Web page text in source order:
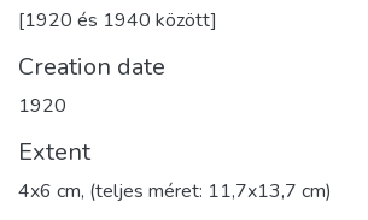
[1920 és 1940 között]
Creation date
1920
Extent
4x6 cm, (teljes méret: 11,7x13,7 cm)